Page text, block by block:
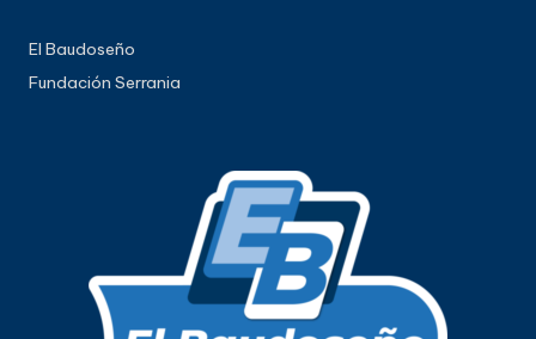
El Baudoseño
Fundación Serrania